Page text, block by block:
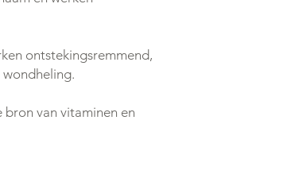
ontstekingsremmend,
bron van vitaminen en